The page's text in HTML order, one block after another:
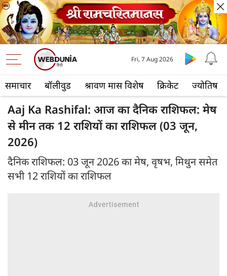
समाचार बॉलीवुड श्रावण मास विशेष क्रिकेट ज्योतिष
Fri, 7 Aug 2026
Aaj Ka Rashifal: आज का दैनिक राशिफल: मेष
से मीन तक 12 राशियों का राशिफल (03 जून,
2026)
दैनिक राशिफल: 03 जून 2026 का मेष, वृषभ, मिथुन समेत
सभी 12 राशियों का राशिफल